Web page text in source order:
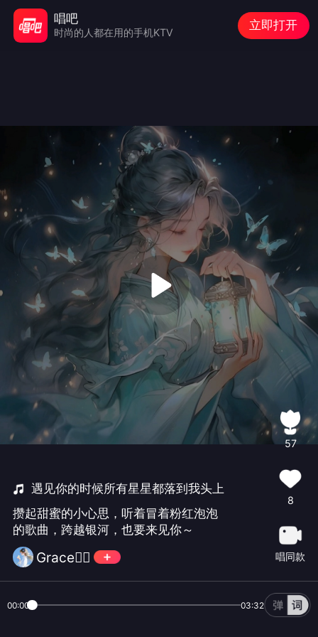
遇见你的时候所有星星都落到我头上
攒起甜蜜的小心思，听着冒着粉红泡泡
的歌曲，跨越银河，也要来见你～
Grace🧜‍♀️
57
8
唱同款
00:00 03:32
唱吧
时尚的人都在用的手机KTV
立即打开